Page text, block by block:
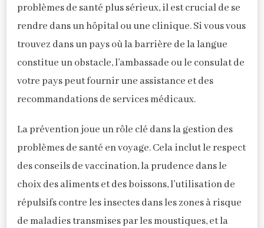
problèmes de santé plus sérieux, il est crucial de se
rendre dans un hôpital ou une clinique. Si vous vous
trouvez dans un pays où la barrière de la langue
constitue un obstacle, l’ambassade ou le consulat de
votre pays peut fournir une assistance et des
recommandations de services médicaux.
La prévention joue un rôle clé dans la gestion des
problèmes de santé en voyage. Cela inclut le respect
des conseils de vaccination, la prudence dans le
choix des aliments et des boissons, l’utilisation de
répulsifs contre les insectes dans les zones à risque
de maladies transmises par les moustiques, et la